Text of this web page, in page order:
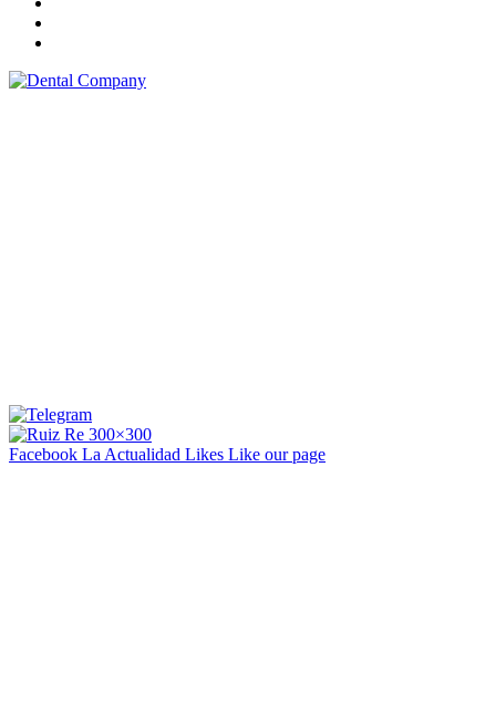
Facebook La Actualidad Likes Like our page